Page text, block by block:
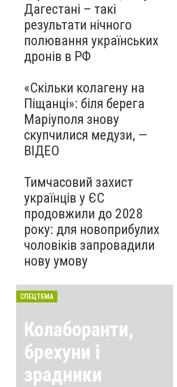
Дагестані – такі
результати нічного
полювання українських
дронів в РФ
«Скільки колагену на
Піщанці»: біля берега
Маріуполя знову
скупчилися медузи, —
ВІДЕО
Тимчасовий захист
українців у ЄС
продовжили до 2028
року: для новоприбулих
чоловіків запровадили
нову умову
СПЕЦТЕМА
Колаборанти,
брехуни і
зрадники